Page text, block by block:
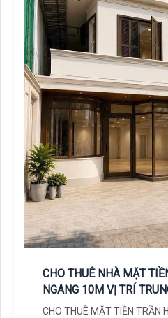
CHO THUÊ NHÀ MẶT
NGANG 10M VỊ TRÍ
CẦN THƠ | 60 TRIỆU/
CHO THUÊ MẶT TIỀN TRẦN